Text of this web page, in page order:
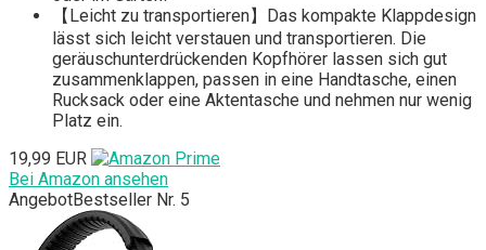
【Leicht zu transportieren】Das kompakte Klappdesign
lässt sich leicht verstauen und transportieren. Die
geräuschunterdrückenden Kopfhörer lassen sich gut
zusammenklappen, passen in eine Handtasche, einen
Rucksack oder eine Aktentasche und nehmen nur wenig
Platz ein.
19,99 EUR
Bei Amazon ansehen
AngebotBestseller Nr. 5